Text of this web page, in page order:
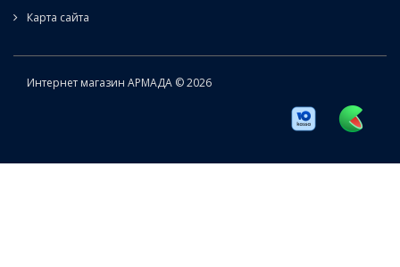
Карта сайта
Интернет магазин АРМАДА © 2026